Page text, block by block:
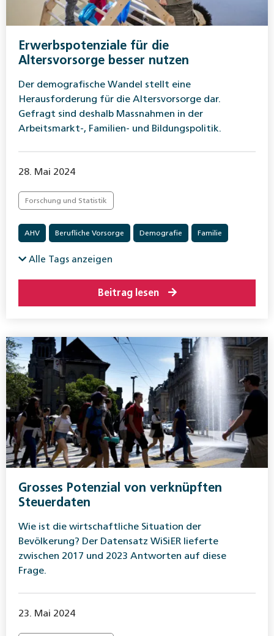
Erwerbspotenziale für die
Altersvorsorge besser nutzen
Der demografische Wandel stellt eine
Herausforderung für die Altersvorsorge dar.
Gefragt sind deshalb Massnahmen in der
Arbeitsmarkt-, Familien- und Bildungspolitik.
28. Mai 2024
Forschung und Statistik
AHV Berufliche Vorsorge Demografie Familie
Alle Tags anzeigen
Beitrag lesen
Grosses Potenzial von verknüpften
Steuerdaten
Wie ist die wirtschaftliche Situation der
Bevölkerung? Der Datensatz WiSiER lieferte
zwischen 2017 und 2023 Antworten auf diese
Frage.
23. Mai 2024